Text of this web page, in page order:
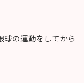
球の運動をしてから